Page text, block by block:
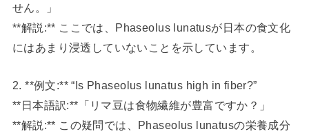
せん。」
**解説:** ここでは、Phaseolus lunatusが日本の食文化
にはあまり浸透していないことを示しています。
2. **例文:** “Is Phaseolus lunatus high in fiber?”
**日本語訳:**「リマ豆は食物繊維が豊富ですか？」
**解説:** この疑問では、Phaseolus lunatusの栄養成分